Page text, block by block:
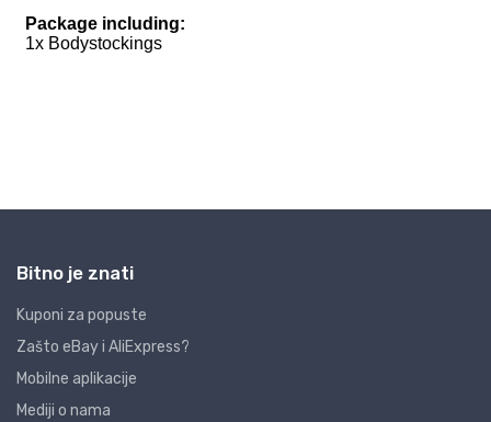
Bitno je znati
Kuponi za popuste
Zašto eBay i AliExpress?
Mobilne aplikacije
Mediji o nama